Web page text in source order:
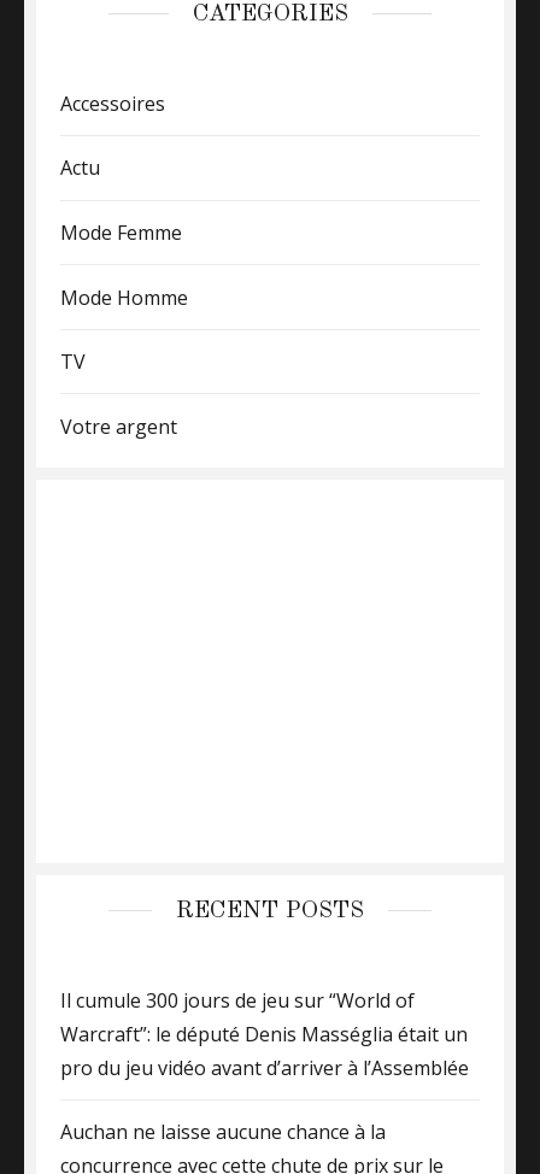
CATEGORIES
Accessoires
Actu
Mode Femme
Mode Homme
TV
Votre argent
RECENT POSTS
Il cumule 300 jours de jeu sur “World of
Warcraft”: le député Denis Masséglia était un
pro du jeu vidéo avant d’arriver à l’Assemblée
Auchan ne laisse aucune chance à la
concurrence avec cette chute de prix sur le